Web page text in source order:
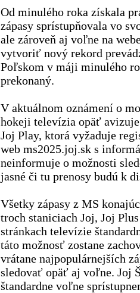
Od minulého roka získala
zápasy sprístupňovala vo
ale zároveň aj voľne na
vytvoriť nový rekord
Poľskom v máji minulého
prekonaný.
V aktuálnom oznámení o
hokeji televízia opäť
Joj Play, ktorá vyžaduje
web ms2025.joj.sk s
neinformuje o možnosti
jasné či tu prenosy budú k
Všetky zápasy z MS
troch staniciach Joj, Joj
stránkach televízie
táto možnosť zostane
vrátane najpopulárnejších
sledovať opäť aj voľne. Joj
štandardne voľne